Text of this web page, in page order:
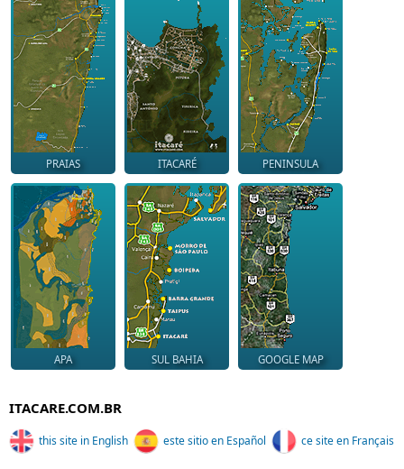
PRAIAS ITACARÉ PENINSULA
APA SUL BAHIA GOOGLE MAP
ITACARE.COM.BR
this site in English este sitio en Español ce site en Français